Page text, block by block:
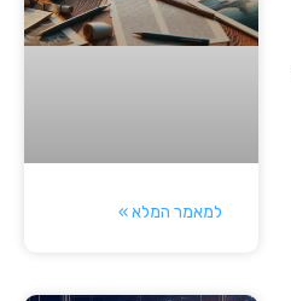
למאמר המלא »